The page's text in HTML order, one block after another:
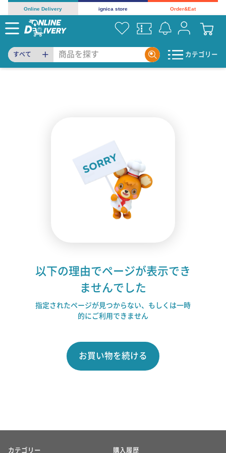
Online Delivery ignica store Order&Eat
すべて カテゴリー
以下の理由でページが表示でき
ませんでした
指定されたページが見つからない、もしくは一時
的にご利用できません
お買い物を続ける
カテゴリー 購入履歴